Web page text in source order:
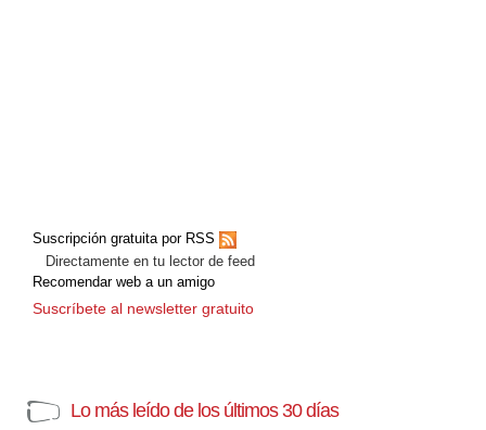
Suscripción gratuita por RSS
Directamente en tu lector de feed
Recomendar web a un amigo
Suscríbete al newsletter gratuito
Lo más leído de los últimos 30 días